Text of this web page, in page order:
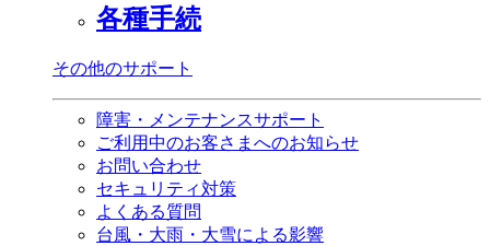
各種手続
その他のサポート
障害・メンテナンスサポート
ご利用中のお客さまへのお知らせ
お問い合わせ
セキュリティ対策
よくある質問
台風・大雨・大雪による影響